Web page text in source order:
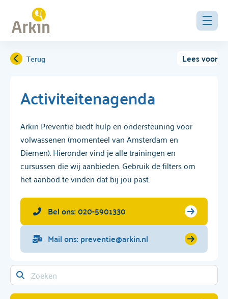
Activiteitenagenda
Arkin Preventie biedt hulp en ondersteuning voor
volwassenen (momenteel van Amsterdam en
Diemen). Hieronder vind je alle trainingen en
cursussen die wij aanbieden. Gebruik de filters om
het aanbod te vinden dat bij jou past.
Bel ons: 020-5901330
Mail ons: preventie@arkin.nl
Terug Lees voor